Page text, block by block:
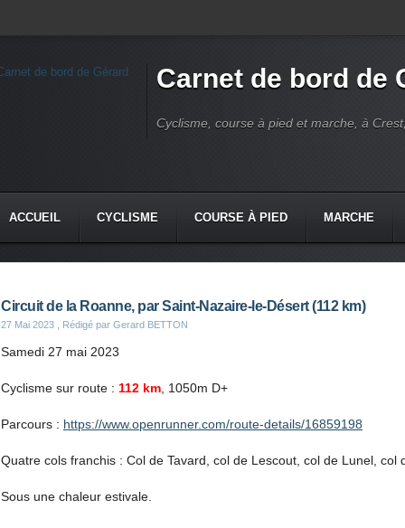
Carnet de bord de
Cyclisme, course à pied et marche, à
ACCUEIL CYCLISME COURSE À PIED MARCHE
Circuit de la Roanne, par Saint-Nazaire-le-Désert (112 km)
27 Mai 2023 , Rédigé par Gerard BETTON
Samedi 27 mai 2023
Cyclisme sur route : 112 km , 1050m D+
Parcours : https://www.openrunner.com/route-details/16859198
Quatre cols franchis : Col de Tavard, col de Lescout, col de Lunel, col
Sous une chaleur estivale.